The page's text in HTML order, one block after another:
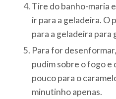
Tire do banho-maria
ir para a geladeira. O
para a geladeira para
Para for
pudim sobre o fogo e
pouco para o
minutinho apenas.